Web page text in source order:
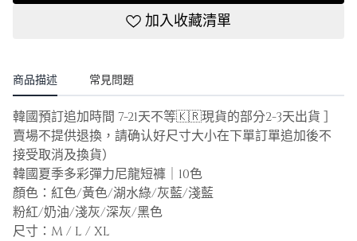
加入收藏清單
商品描述 常見問題
韓國預訂追加時間 7-21天不等🇰🇷現貨的部分2-3天出貨 ］
賣場不提供退換，請确认好尺寸大小在下單訂單追加後不
接受取消及換貨）
韓國夏季多彩彈力尼龍短褲｜10色
顏色：紅色/黃色/湖水綠/灰藍/淺藍
粉紅/奶油/淺灰/深灰/黑色
尺寸：M / L / XL